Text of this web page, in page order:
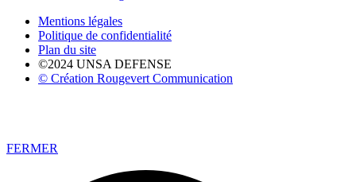
Mentions légales
Politique de confidentialité
Plan du site
©2024 UNSA DEFENSE
© Création Rougevert Communication
FERMER